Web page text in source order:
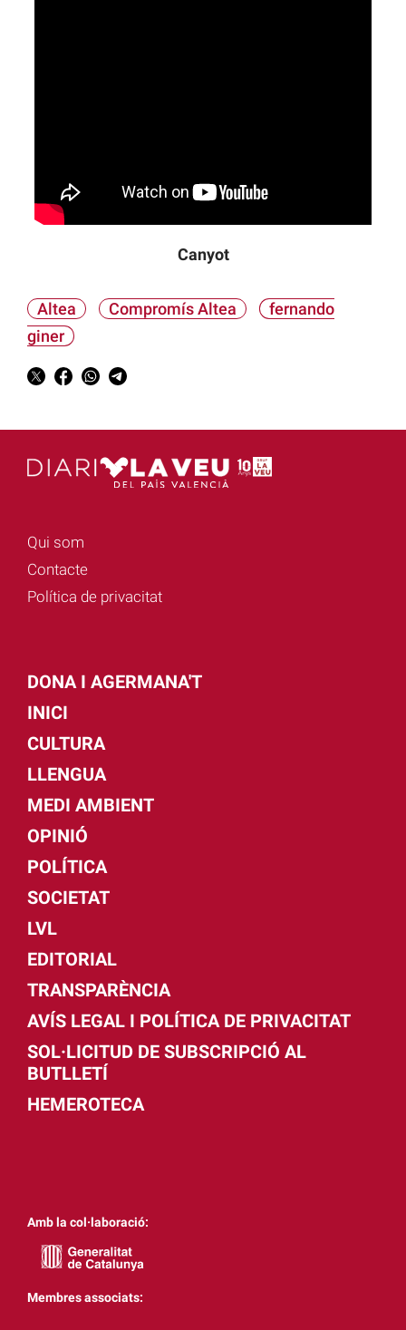
Canyot
Altea Compromís Altea
fernando
giner
Qui som
Contacte
Política de privacitat
DONA I AGERMANA'T
INICI
CULTURA
LLENGUA
MEDI AMBIENT
OPINIÓ
POLÍTICA
SOCIETAT
LVL
EDITORIAL
TRANSPARÈNCIA
AVÍS LEGAL I POLÍTICA DE PRIVACITAT
SOL·LICITUD DE SUBSCRIPCIÓ AL
BUTLLETÍ
HEMEROTECA
Amb la col·laboració:
Membres associats: